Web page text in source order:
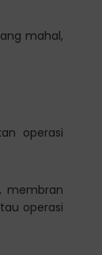
mahal,
operasi
membran
operasi